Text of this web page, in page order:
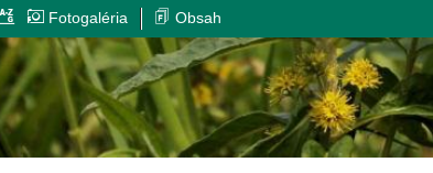
Fotogaléria Obsah